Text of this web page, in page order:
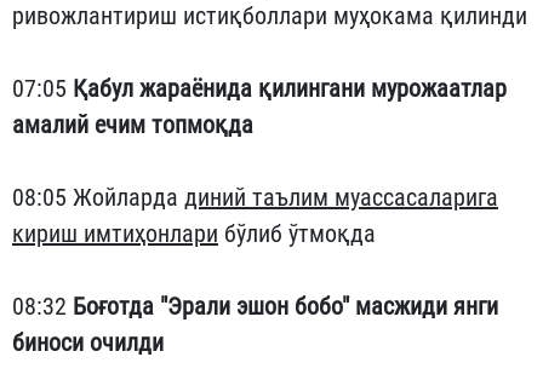
ривожлантириш истиқболлари муҳокама қилинди
07:05 Қабул жараёнида қилингани мурожаатлар
амалий ечим топмоқда
08:05 Жойларда диний таълим муассасаларига
кириш имтиҳонлари бўлиб ўтмоқда
08:32 Боғотда "Эрали эшон бобо" масжиди янги
биноси очилди